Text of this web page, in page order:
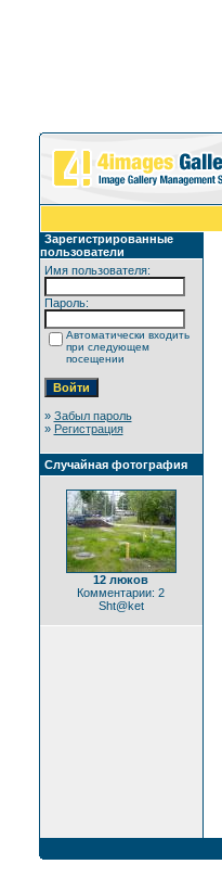
Зарегистрированные
пользователи
Имя пользователя:
Пароль:
Автоматически входить
при следующем
посещении
» Забыл пароль
» Регистрация
Случайная фотография
12 люков
Комментарии: 2
Sht@ket